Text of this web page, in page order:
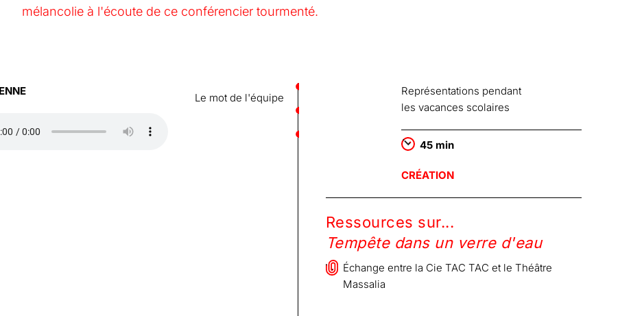
mélancolie à l'écoute de ce conférencier tourmenté.
Le mot de l'équipe
Représentations pendant
les vacances scolaires
45 min
CRÉATION
Ressources sur...
Tempête dans un verre d'eau
Échange entre la Cie TAC TAC et le Théâtre
Massalia